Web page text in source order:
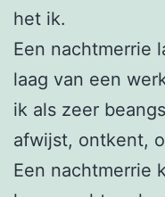
het ik.
Een nachtmerrie
laag van een
ik als zeer
afwijst, ontkent,
Een nachtmerrie